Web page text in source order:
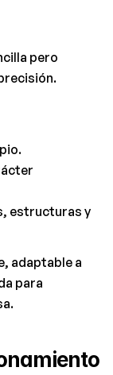
pero
estructuras y
adaptable a
para